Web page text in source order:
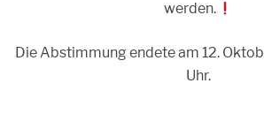
werden.
Die Abstimmung endete am 12.
Uhr.